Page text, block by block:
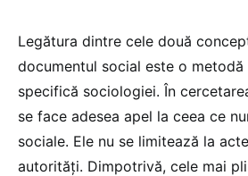
Legătura dintre cele două
documentul social este o
specifică sociologiei. În
se face adesea apel la ceea ce
sociale. Ele nu se limitează la
autorități. Dimpotrivă, cele mai